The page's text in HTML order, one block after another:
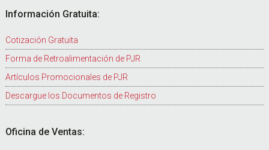
Información Gratuita:
Cotización Gratuita
Forma de Retroalimentación de PJR
Artículos Promocionales de PJR
Descargue los Documentos de Registro
Oficina de Ventas: